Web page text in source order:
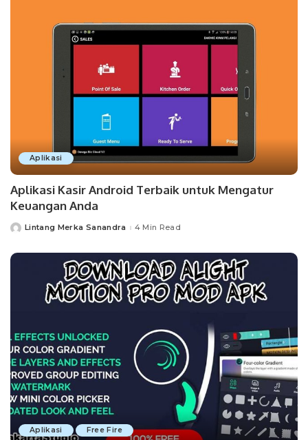
Aplikasi
Aplikasi Kasir Android Terbaik untuk Mengatur
Keuangan Anda
PostedLintang Merka Sanandra 4 Min Read
Aplikasi Free Fire